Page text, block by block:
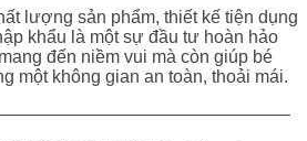
lượng sản phẩm, thiết kế tiện dụng
khẩu là một sự đầu tư hoàn hảo
đến niềm vui mà còn giúp bé
một không gian an toàn, thoải mái.